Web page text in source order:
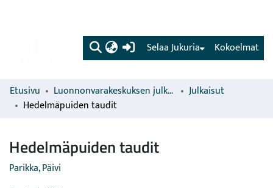
(current) Kokoelmat
Selaa Jukuria
Etusivu Luonnonvarakeskuksen julkaisut
Julkaisut
Hedelmäpuiden taudit
Hedelmäpuiden taudit
Parikka, Päivi